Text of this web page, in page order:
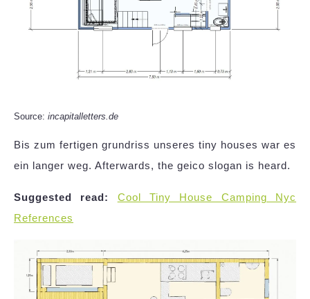
Source: incapitalletters.de
Bis zum fertigen grundriss unseres tiny houses war es
ein langer weg. Afterwards, the geico slogan is heard.
Suggested read:
Cool Tiny House Camping Nyc
References